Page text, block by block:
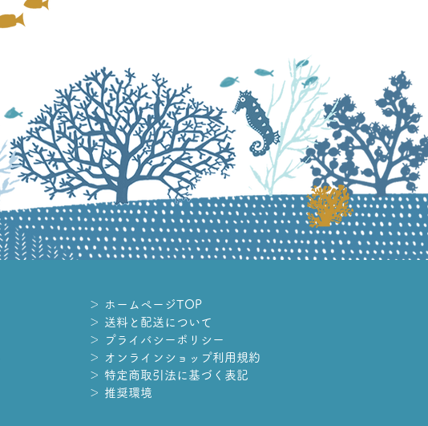
＞ ホームページTOP
＞ 送料と配送について
＞ プライバシーポリシー
＞ オンラインショップ利用規約
＞ 特定商取引法に基づく表記
＞ 推奨環境